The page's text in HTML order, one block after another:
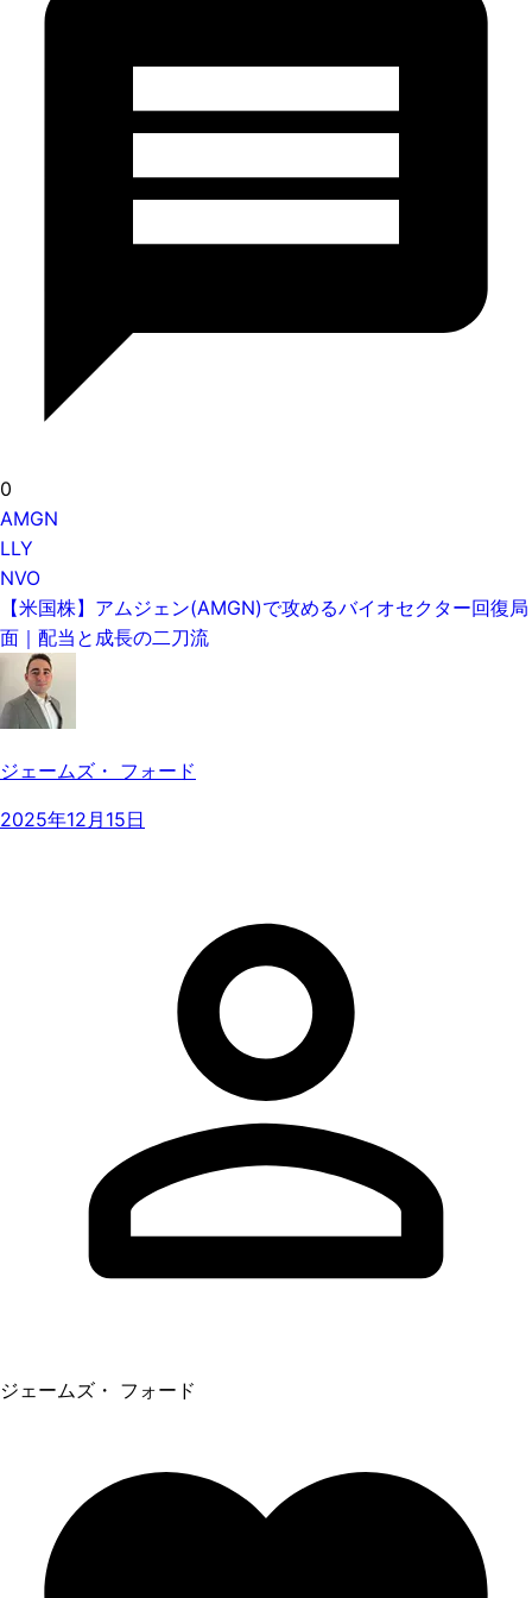
0
AMGN
LLY
NVO
【米国株】アムジェン(AMGN)で攻めるバイオセクター回復局
面｜配当と成長の二刀流
ジェームズ・ フォード
2025年12月15日
ジェームズ・ フォード